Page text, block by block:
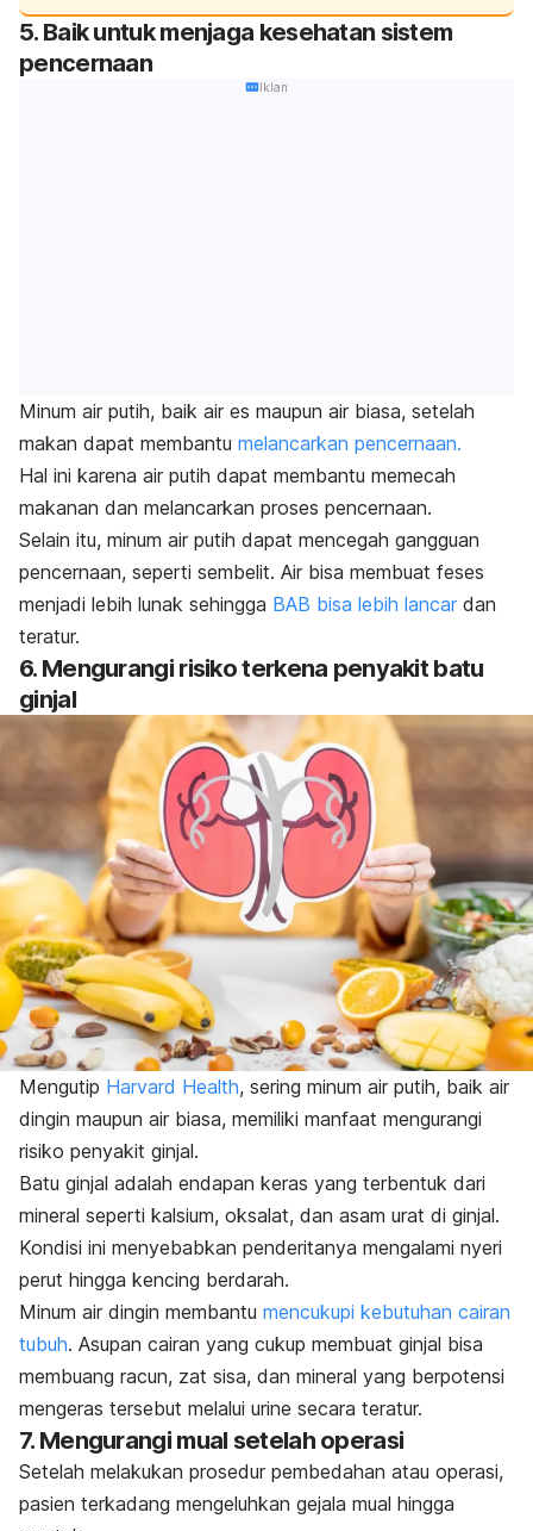
5. Baik untuk menjaga kesehatan sistem
pencernaan
Iklan
Minum air putih, baik air es maupun air biasa, setelah
makan dapat membantu melancarkan pencernaan.
Hal ini karena air putih dapat membantu memecah
makanan dan melancarkan proses pencernaan.
Selain itu, minum air putih dapat mencegah gangguan
pencernaan, seperti sembelit. Air bisa membuat feses
menjadi lebih lunak sehingga BAB bisa lebih lancar dan
teratur.
6. Mengurangi risiko terkena penyakit batu
ginjal
Mengutip Harvard Health, sering minum air putih, baik air
dingin maupun air biasa, memiliki manfaat mengurangi
risiko penyakit ginjal.
Batu ginjal adalah endapan keras yang terbentuk dari
mineral seperti kalsium, oksalat, dan asam urat di ginjal.
Kondisi ini menyebabkan penderitanya mengalami nyeri
perut hingga kencing berdarah.
Minum air dingin membantu mencukupi kebutuhan cairan
tubuh. Asupan cairan yang cukup membuat ginjal bisa
membuang racun, zat sisa, dan mineral yang berpotensi
mengeras tersebut melalui urine secara teratur.
7. Mengurangi mual setelah operasi
Setelah melakukan prosedur pembedahan atau operasi,
pasien terkadang mengeluhkan gejala mual hingga